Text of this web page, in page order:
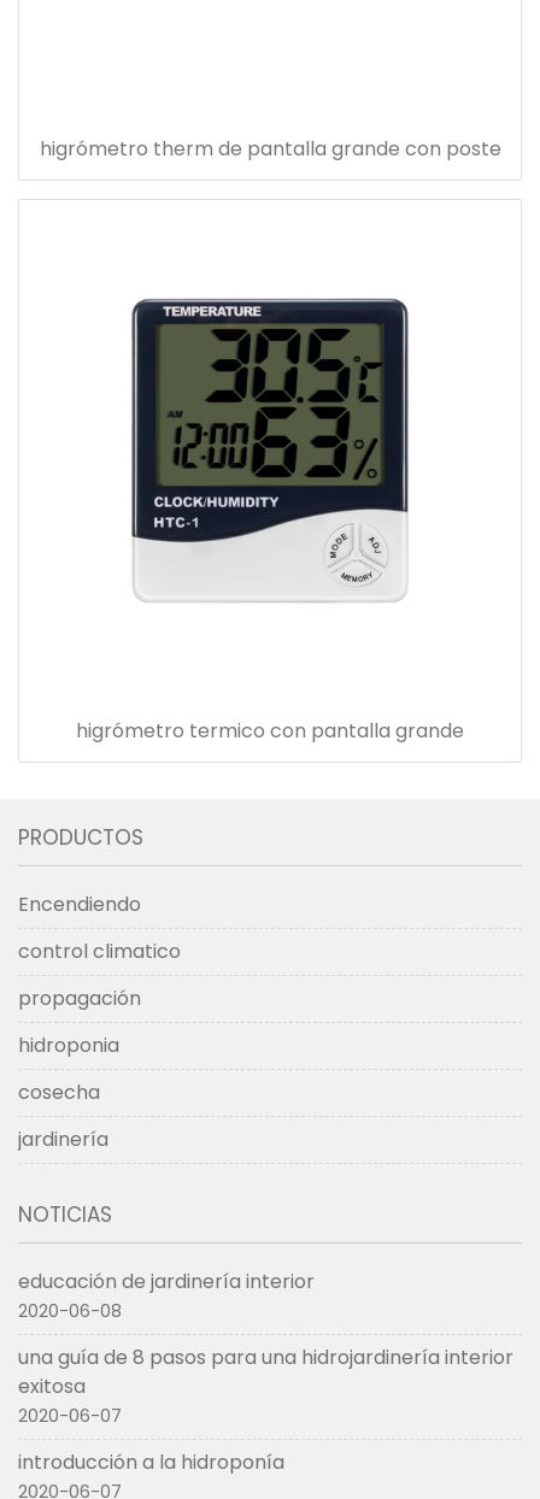
higrómetro therm de pantalla grande con poste
higrómetro termico con pantalla grande
PRODUCTOS
Encendiendo
control climatico
propagación
hidroponia
cosecha
jardinería
NOTICIAS
educación de jardinería interior
2020-06-08
una guía de 8 pasos para una hidrojardinería interior
exitosa
2020-06-07
introducción a la hidroponía
2020-06-07